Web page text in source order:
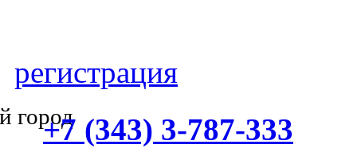
регистрация
город
+7 (343) 3-787-333